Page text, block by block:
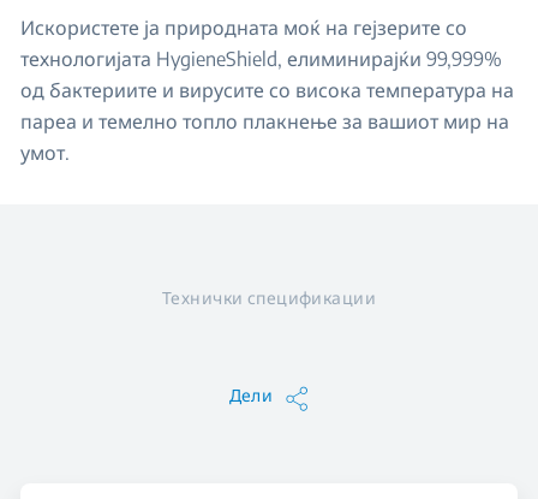
Искористете ја природната моќ на гејзерите со
технологијата HygieneShield, елиминирајќи 99,999%
од бактериите и вирусите со висока температура на
пареа и темелно топло плакнење за вашиот мир на
умот.
Технички спецификации
Дели